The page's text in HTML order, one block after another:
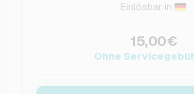
Einlösbar in:
15,00€
Ohne